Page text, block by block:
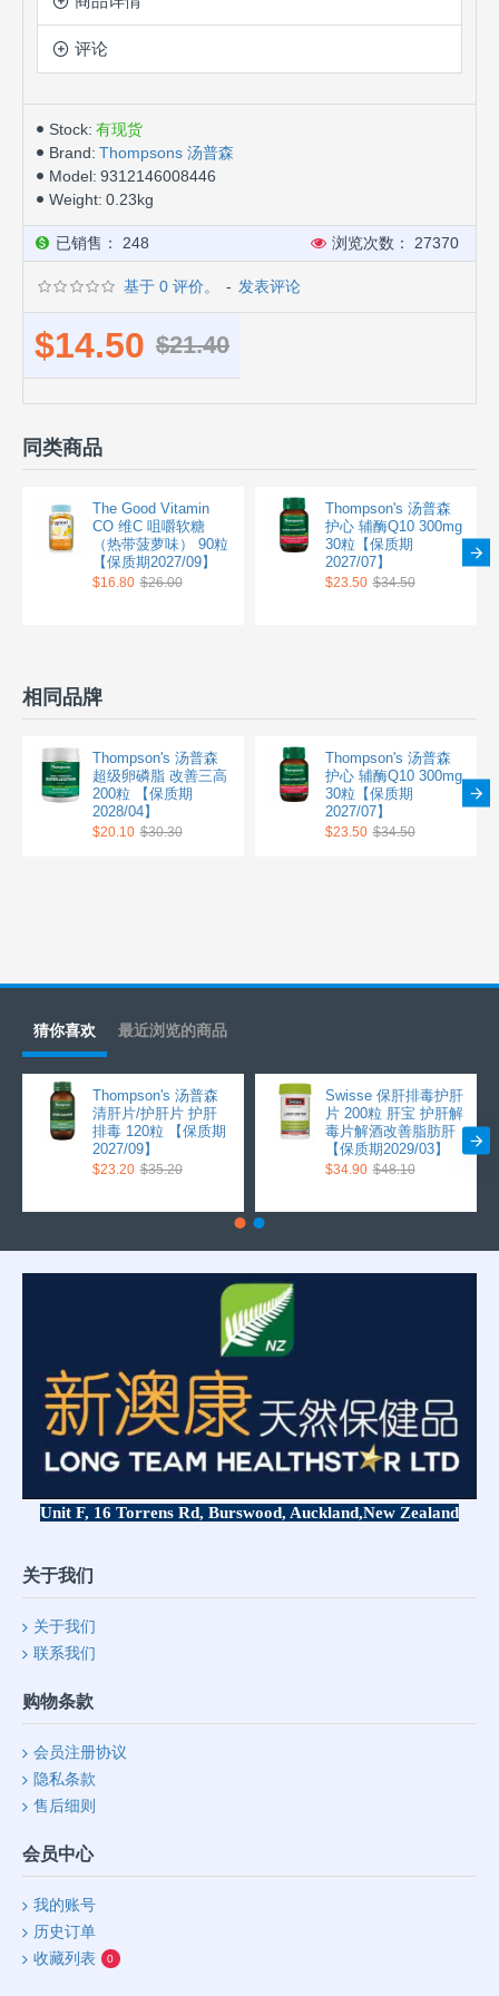
评论
Stock: 有现货
Brand: Thompsons 汤普森
Model: 9312146008446
Weight: 0.23kg
已销售： 248 浏览次数： 27370
基于 0 评价。 - 发表评论
$14.50 $21.40
同类商品
The Good Vitamin
CO 维C 咀嚼软糖
（热带菠萝味） 90粒
【保质期2027/09】
$16.80 $26.00
Thompson's 汤普森
护心 辅酶Q10 300mg
30粒【保质期
2027/07】
$23.50 $34.50
相同品牌
Thompson's 汤普森
超级卵磷脂 改善三高
200粒 【保质期
2028/04】
$20.10 $30.30
Thompson's 汤普森
护心 辅酶Q10 300mg
30粒【保质期
2027/07】
$23.50 $34.50
猜你喜欢 最近浏览的商品
Thompson's 汤普森
清肝片/护肝片 护肝
排毒 120粒 【保质期
2027/09】
$23.20 $35.20
Swisse 保肝排毒护肝
片 200粒 肝宝 护肝解
毒片解酒改善脂肪肝
【保质期2029/03】
$34.90 $48.10
Unit F, 16 Torrens Rd, Burswood, Auckland,New Zealand
关于我们
关于我们
联系我们
购物条款
会员注册协议
隐私条款
售后细则
会员中心
我的账号
历史订单
收藏列表
0